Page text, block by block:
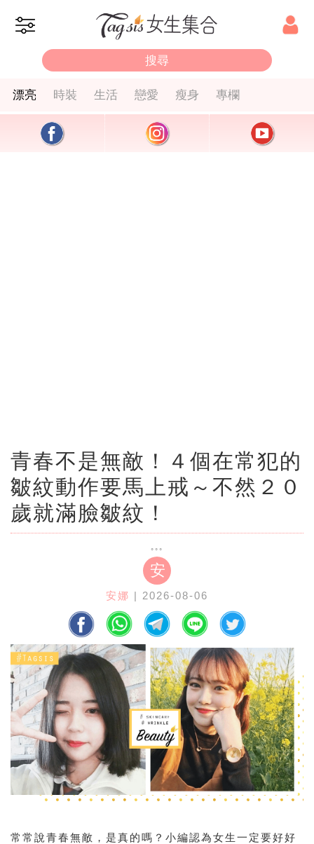
漂亮 時裝 生活 戀愛 瘦身 專欄
青春不是無敵！４個在常犯的
皺紋動作要馬上戒～不然２０
歲就滿臉皺紋！
安
安娜 | 2026-08-06
常常說青春無敵，是真的嗎？小編認為女生一定要好好